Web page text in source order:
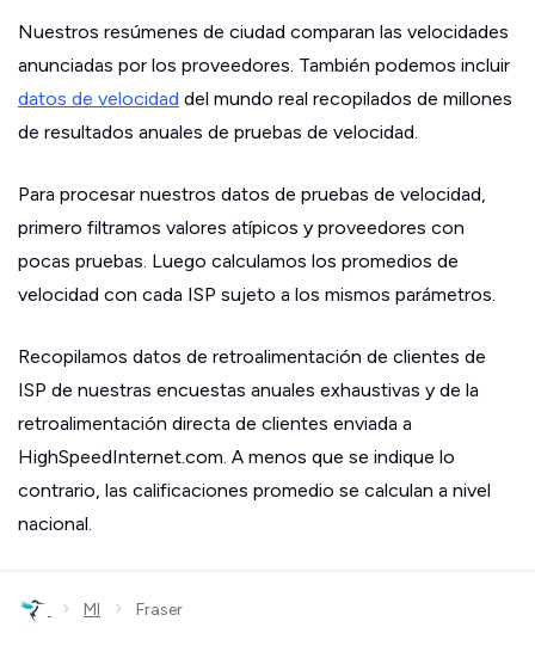
Nuestros resúmenes de ciudad comparan las velocidades
anunciadas por los proveedores. También podemos incluir
datos de velocidad del mundo real recopilados de millones
de resultados anuales de pruebas de velocidad.
Para procesar nuestros datos de pruebas de velocidad,
primero filtramos valores atípicos y proveedores con
pocas pruebas. Luego calculamos los promedios de
velocidad con cada ISP sujeto a los mismos parámetros.
Recopilamos datos de retroalimentación de clientes de
ISP de nuestras encuestas anuales exhaustivas y de la
retroalimentación directa de clientes enviada a
HighSpeedInternet.com. A menos que se indique lo
contrario, las calificaciones promedio se calculan a nivel
nacional.
› MI › Fraser